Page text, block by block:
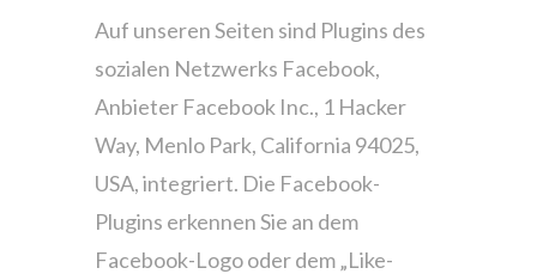
Auf unseren Seiten sind Plugins des
sozialen Netzwerks Facebook,
Anbieter Facebook Inc., 1 Hacker
Way, Menlo Park, California 94025,
USA, integriert. Die Facebook-
Plugins erkennen Sie an dem
Facebook-Logo oder dem „Like-